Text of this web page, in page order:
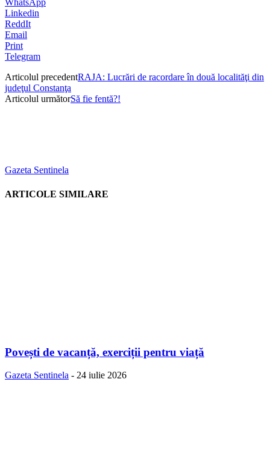
WhatsApp
Linkedin
ReddIt
Email
Print
Telegram
Articolul precedentRAJA: Lucrări de racordare în două localităţi din
judeţul Constanţa
Articolul următorSă fie fentă?!
Gazeta Sentinela
ARTICOLE SIMILARE
Povești de vacanță, exerciții pentru viață
Gazeta Sentinela - 24 iulie 2026